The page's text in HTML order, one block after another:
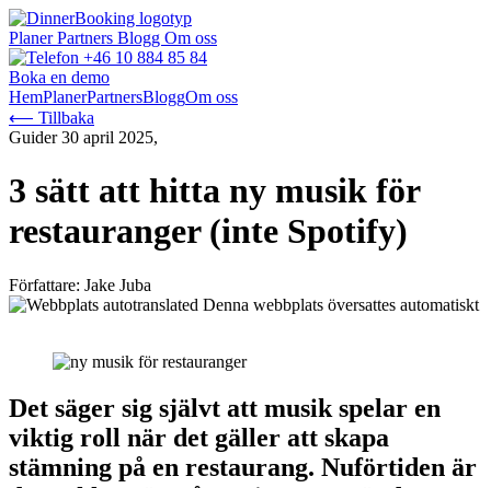
PlanerPartners Blogg Om oss
+46 10 884 85 84
Boka en demo
HemPlanerPartnersBloggOm oss
⟵ Tillbaka
Guider30 april 2025,
3 sätt att hitta ny musik för
restauranger (inte Spotify)
Författare: Jake Juba
Denna webbplats översattes automatiskt
Det säger sig självt att musik spelar en
viktig roll när det gäller att skapa
stämning på en restaurang. Nuförtiden är